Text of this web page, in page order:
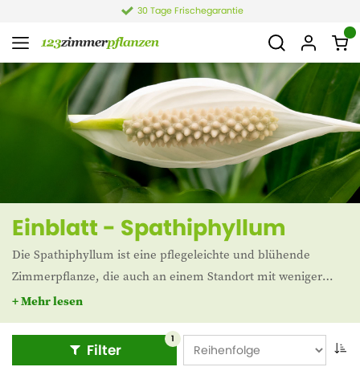
30 Tage Frischegarantie
Einblatt - Spathiphyllum
Die Spathiphyllum ist eine pflegeleichte und blühende
Zimmerpflanze, die auch an einem Standort mit weniger
Licht gut gedeiht. Die weißen Blüten ähneln einem Löffel,
daher der niederländische Name ''Lepelplant''. Die Einblatt
wird auch Friedenslilie genannt.
+ Mehr lesen
Filter
1